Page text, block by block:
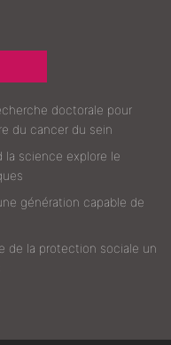
doctorale pour
du cancer du sein
la science explore le
génération capable de
de la protection sociale un